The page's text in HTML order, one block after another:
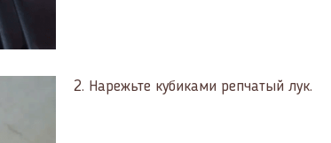
2. Нарежьте кубиками репчатый лук.